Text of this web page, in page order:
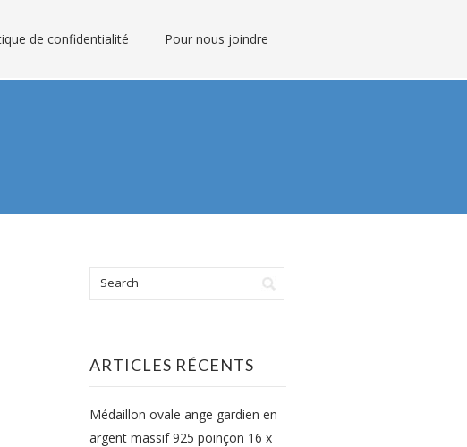
de confidentialité Pour nous joindre
ARTICLES RÉCENTS
Médaillon ovale ange gardien en
argent massif 925 poinçon 16 x